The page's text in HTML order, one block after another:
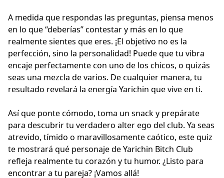
A medida que respondas las preguntas, piensa menos
en lo que “deberías” contestar y más en lo que
realmente sientes que eres. ¡El objetivo no es la
perfección, sino la personalidad! Puede que tu vibra
encaje perfectamente con uno de los chicos, o quizás
seas una mezcla de varios. De cualquier manera, tu
resultado revelará la energía Yarichin que vive en ti.
Así que ponte cómodo, toma un snack y prepárate
para descubrir tu verdadero alter ego del club. Ya seas
atrevido, tímido o maravillosamente caótico, este quiz
te mostrará qué personaje de Yarichin Bitch Club
refleja realmente tu corazón y tu humor. ¿Listo para
encontrar a tu pareja? ¡Vamos allá!